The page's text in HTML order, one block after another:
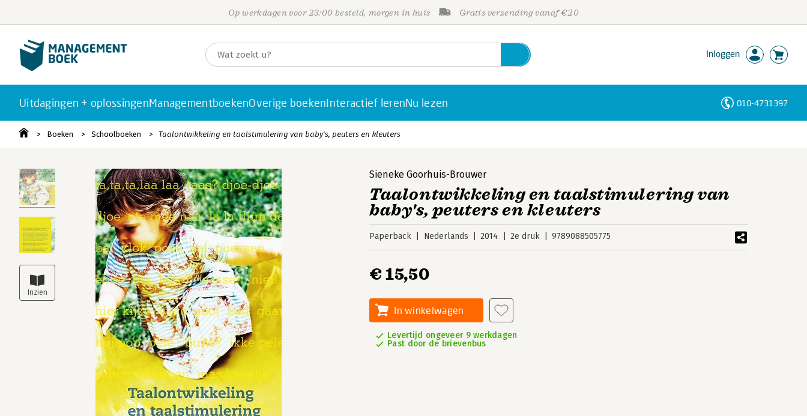
Op werkdagen voor 23:00 besteld, morgen in huis Gratis verzending vanaf €20
Inloggen
Uitdagingen + oplossingenManagementboekenOverige boekenInteractief lerenNu lezen 010-4731397
Boeken Schoolboeken Taalontwikkeling en taalstimulering van baby's, peuters en kleuters
Sieneke Goorhuis-Brouwer
Taalontwikkeling en taalstimulering van
baby's, peuters en kleuters
Paperback Nederlands 2014 2e druk 9789088505775
€ 15,50
In winkelwagen
Levertijd ongeveer 9 werkdagen
Past door de brievenbus
Personen